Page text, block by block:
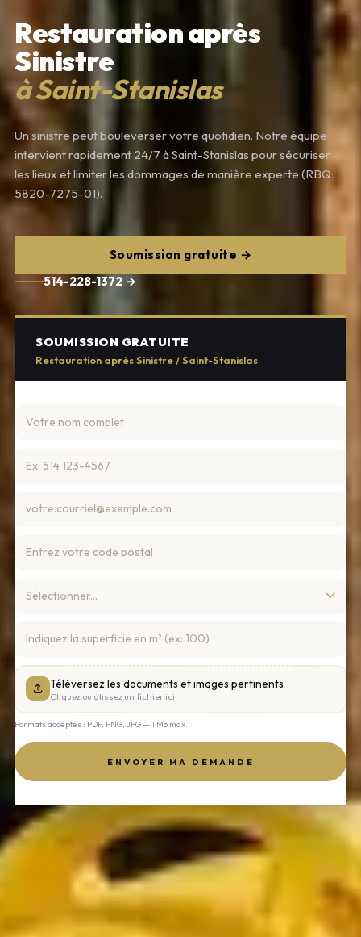
Restauration après
Sinistre
à Saint-Stanislas
Un sinistre peut bouleverser votre quotidien. Notre équipe
intervient rapidement 24/7 à Saint-Stanislas pour sécuriser
les lieux et limiter les dommages de manière experte (RBQ:
5820-7275-01).
Soumission gratuite →
514-228-1372 →
SOUMISSION GRATUITE
Restauration après Sinistre / Saint-Stanislas
Téléversez les documents et images pertinents
Cliquez ou glissez un fichier ici
Formats acceptés : PDF, PNG, JPG — 1 Mo max.
ENVOYER MA DEMANDE